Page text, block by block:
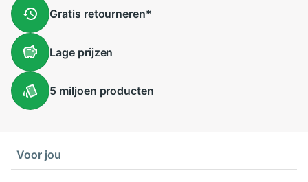
Gratis retourneren*
Lageprijzen
5 miljoen producten
Voor jou